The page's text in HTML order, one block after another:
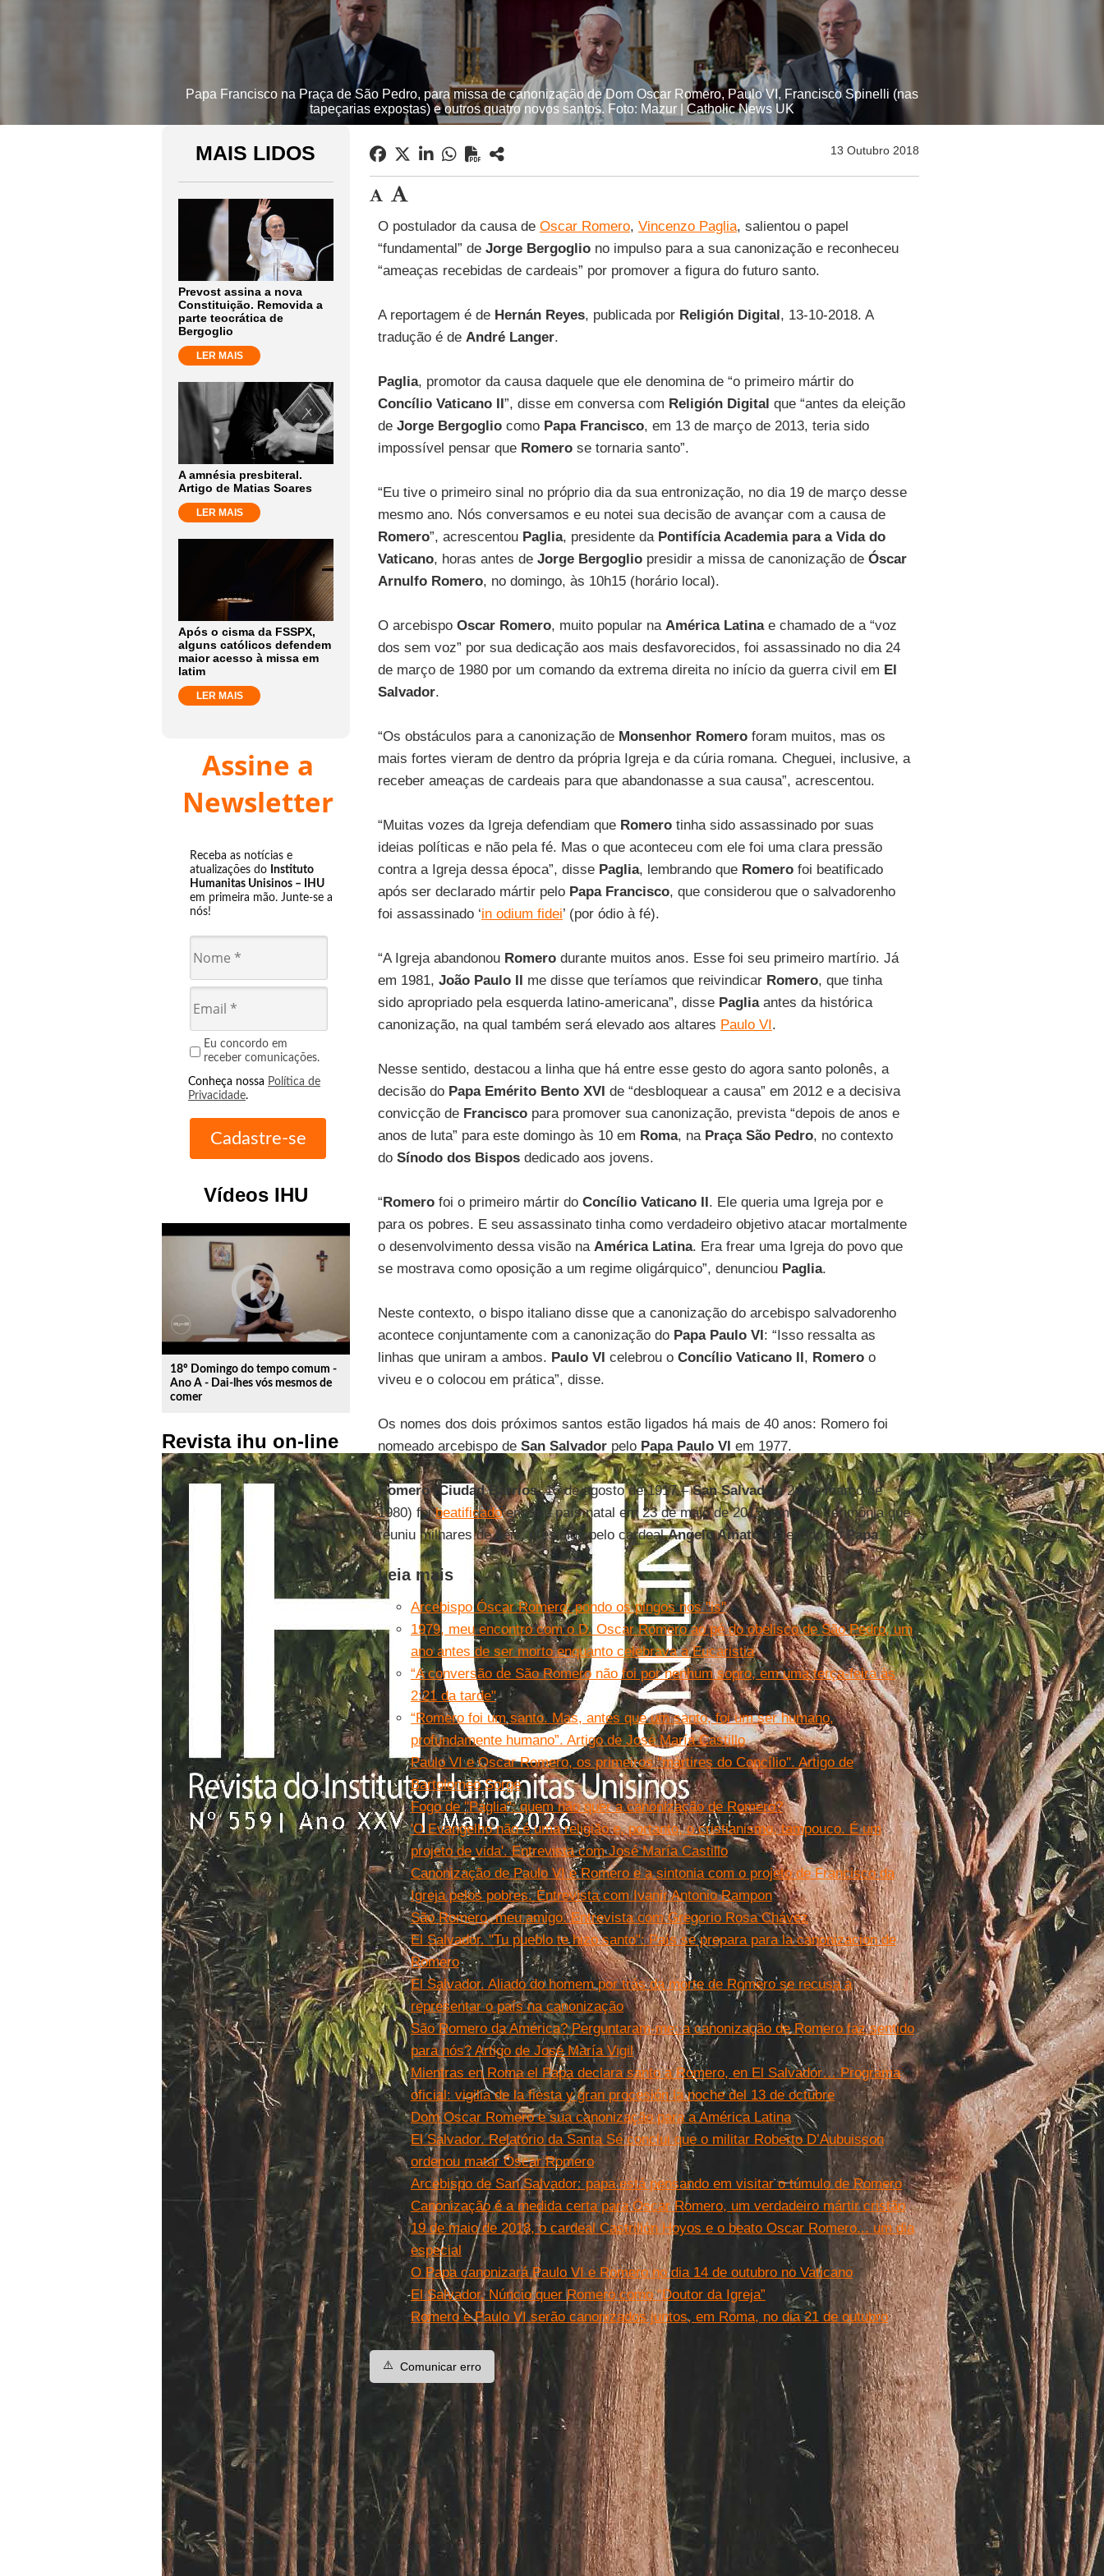
Papa Francisco na Praça de São Pedro, para missa de canonização de Dom Oscar Romero, Paulo VI, Francisco Spinelli (nas
tapeçarias expostas) e outros quatro novos santos. Foto: Mazur | Catholic News UK
MAIS LIDOS
Prevost assina a nova
Constituição. Removida a
parte teocrática de
Bergoglio
LER MAIS
A amnésia presbiteral.
Artigo de Matias Soares
LER MAIS
Após o cisma da FSSPX,
alguns católicos defendem
maior acesso à missa em
latim
LER MAIS
Assine a
Newsletter
Receba as notícias e
atualizações do Instituto
Humanitas Unisinos – IHU
em primeira mão. Junte-se a
nós!
Eu concordo em
receber comunicações.
Conheça nossa Política de
Privacidade.
Vídeos IHU
play_circle_outline
18º Domingo do tempo comum -
Ano A - Dai-lhes vós mesmos de
comer
Revista ihu on-line
13 Outubro 2018
O postulador da causa de Oscar Romero, Vincenzo Paglia, salientou o papel
“fundamental” de Jorge Bergogliono impulso para a sua canonização e reconheceu
“ameaças recebidas de cardeais” por promover a figura do futuro santo.
A reportagem é de Hernán Reyes, publicada por Religión Digital, 13-10-2018. A
tradução é de André Langer.
Paglia, promotor da causa daquele que ele denomina de “o primeiro mártir do
Concílio Vaticano II”, disse em conversa com Religión Digital que “antes da eleição
de Jorge Bergogliocomo Papa Francisco, em 13 de março de 2013, teria sido
impossível pensar que Romerose tornaria santo”.
“Eu tive o primeiro sinal no próprio dia da sua entronização, no dia 19 de março desse
mesmo ano. Nós conversamos e eu notei sua decisão de avançar com a causa de
Romero”, acrescentou Paglia, presidente da Pontifícia Academia para a Vida do
Vaticano, horas antes de Jorge Bergogliopresidir a missa de canonização de Óscar
Arnulfo Romero, no domingo, às 10h15 (horário local).
O arcebispo Oscar Romero, muito popular na América Latinae chamado de a “voz
dos sem voz” por sua dedicação aos mais desfavorecidos, foi assassinado no dia 24
de março de 1980 por um comando da extrema direita no início da guerra civil em El
Salvador.
“Os obstáculos para a canonização de Monsenhor Romeroforam muitos, mas os
mais fortes vieram de dentro da própria Igreja e da cúria romana. Cheguei, inclusive, a
receber ameaças de cardeais para que abandonasse a sua causa”, acrescentou.
“Muitas vozes da Igreja defendiam que Romerotinha sido assassinado por suas
ideias políticas e não pela fé. Mas o que aconteceu com ele foi uma clara pressão
contra a Igreja dessa época”, disse Paglia, lembrando que Romerofoi beatificado
após ser declarado mártir pelo Papa Francisco, que considerou que o salvadorenho
foi assassinado ‘in odium fidei’ (por ódio à fé).
“A Igreja abandonou Romerodurante muitos anos. Esse foi seu primeiro martírio. Já
em 1981, João Paulo II me disse que teríamos que reivindicar Romero, que tinha
sido apropriado pela esquerda latino-americana”, disse Pagliaantes da histórica
canonização, na qual também será elevado aos altares Paulo VI.
Nesse sentido, destacou a linha que há entre esse gesto do agora santo polonês, a
decisão do Papa Emérito Bento XVI de “desbloquear a causa” em 2012 e a decisiva
convicção de Franciscopara promover sua canonização, prevista “depois de anos e
anos de luta” para este domingo às 10 em Roma, na Praça São Pedro, no contexto
do Sínodo dos Bisposdedicado aos jovens.
“Romerofoi o primeiro mártir do Concílio Vaticano II. Ele queria uma Igreja por e
para os pobres. E seu assassinato tinha como verdadeiro objetivo atacar mortalmente
o desenvolvimento dessa visão na América Latina. Era frear uma Igreja do povo que
se mostrava como oposição a um regime oligárquico”, denunciou Paglia.
Neste contexto, o bispo italiano disse que a canonização do arcebispo salvadorenho
acontece conjuntamente com a canonização do Papa Paulo VI: “Isso ressalta as
linhas que uniram a ambos. Paulo VI celebrou o Concílio Vaticano II, Romeroo
viveu e o colocou em prática”, disse.
Os nomes dos dois próximos santos estão ligados há mais de 40 anos: Romero foi
nomeado arcebispo de San Salvadorpelo Papa Paulo VI em 1977.
Romero(Ciudad Barrios, 15 de agosto de 1917 –San Salvador, 24 de março de
1980) foibeatificadoem seu país natal em 23 de maio de 2015, em uma cerimônia que
reuniu milhares de fiéis, presidida pelo cardealAngelo Amato, delegado doPapa.
Leia mais
Arcebispo Óscar Romero: pondo os pingos nos ''is''
1979, meu encontro com o D. Oscar Romero ao pé do obelisco de São Pedro, um
ano antes de ser morto enquanto celebrava a Eucaristia
“A conversão de São Romero não foi por nenhum sopro, em uma terça-feira às
2:21 da tarde"
“Romero foi um santo. Mas, antes que um santo, foi um ser humano,
profundamente humano”. Artigo de José María Castillo
Paulo VI e Oscar Romero, os primeiros ''mártires do Concílio''. Artigo de
Bartolomeo Sorge
Fogo de ''Paglia'': quem não quer a canonização de Romero?
'O Evangelho não é uma religião e, portanto, o cristianismo, tampouco. É um
projeto de vida'. Entrevista com José María Castillo
Canonização de Paulo VI e Romero e a sintonia com o projeto de Francisco da
Igreja pelos pobres. Entrevista com Ivanir Antonio Rampon
São Romero, meu amigo. Entrevista com Gregorio Rosa Chávez
El Salvador. "Tu pueblo te hizo santo": País se prepara para la canonizacion de
Romero
El Salvador. Aliado do homem por trás da morte de Romero se recusa a
representar o país na canonização
São Romero da América? Perguntaram-me: a canonização de Romero faz sentido
para nós? Artigo de José María Vigil
Mientras en Roma el Papa declara santo a Romero, en El Salvador… Programa
oficial: vigilia de la fiesta y gran procesión la noche del 13 de octubre
Dom Oscar Romero e sua canonização para a América Latina
El Salvador. Relatório da Santa Sé conclui que o militar Roberto D’Aubuisson
ordenou matar Óscar Romero
Arcebispo de San Salvador: papa está pensando em visitar o túmulo de Romero
Canonização é a medida certa para Óscar Romero, um verdadeiro mártir cristão
19 de maio de 2018, o cardeal Castrillón Hoyos e o beato Oscar Romero... um dia
especial
O Papa canonizará Paulo VI e Romero no dia 14 de outubro no Vaticano
El Salvador. Núncio quer Romero como “Doutor da Igreja”
Romero e Paulo VI serão canonizados juntos, em Roma, no dia 21 de outubro
⚠️ Comunicar erro